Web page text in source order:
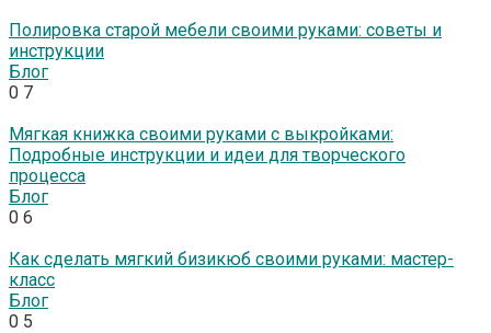
Полировка старой мебели своими руками: советы и
инструкции
Блог
0 7
Мягкая книжка своими руками с выкройками:
Подробные инструкции и идеи для творческого
процесса
Блог
0 6
Как сделать мягкий бизикюб своими руками: мастер-
класс
Блог
0 5